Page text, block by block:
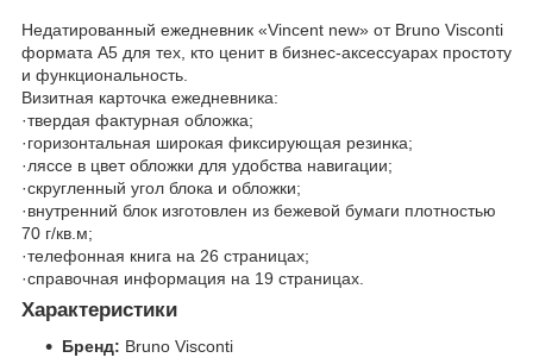
Недатированный ежедневник «Vincent new» от Bruno Visconti
формата А5 для тех, кто ценит в бизнес-аксессуарах простоту
и функциональность.
Визитная карточка ежедневника:
·твердая фактурная обложка;
·горизонтальная широкая фиксирующая резинка;
·ляссе в цвет обложки для удобства навигации;
·скругленный угол блока и обложки;
·внутренний блок изготовлен из бежевой бумаги плотностью
70 г/кв.м;
·телефонная книга на 26 страницах;
·справочная информация на 19 страницах.
Характеристики
Бренд: Bruno Visconti